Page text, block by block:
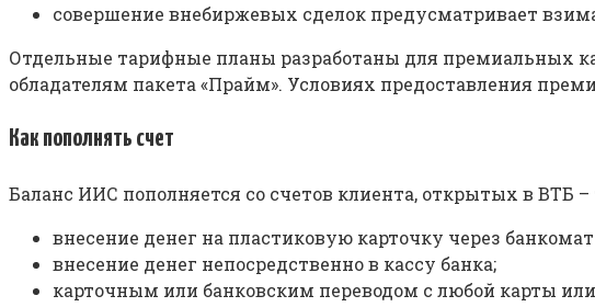
совершение внебиржевых сделок предусматривает
Отдельные тарифные планы разработаны для премиальных
обладателям пакета «Прайм». Условиях предоставления
Как пополнять счет
Баланс ИИС пополняется со счетов клиента, открытых в ВТБ
внесение денег на пластиковую карточку через
внесение денег непосредственно в кассу банка;
карточным или банковским переводом с любой карты